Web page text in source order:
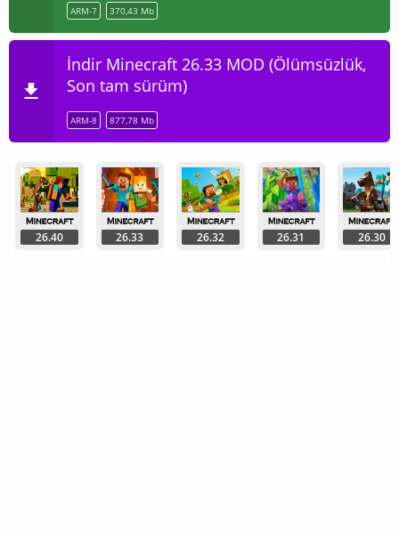
ARM-7 370,43 Mb
İndir Minecraft 26.33 MOD (Ölümsüzlük,
Son tam sürüm)
ARM-8 877,78 Mb
26.40 26.33 26.32 26.31 26.30